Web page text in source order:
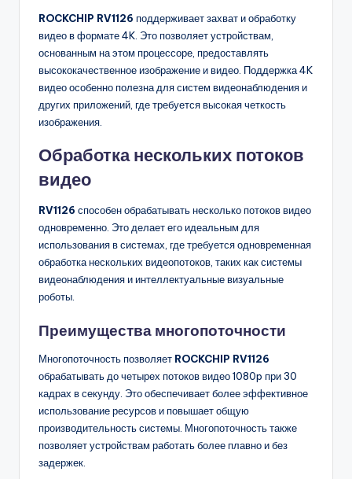
ROCKCHIP RV1126 поддерживает захват и обработку
видео в формате 4K. Это позволяет устройствам,
основанным на этом процессоре, предоставлять
высококачественное изображение и видео. Поддержка 4K
видео особенно полезна для систем видеонаблюдения и
других приложений, где требуется высокая четкость
изображения.
Обработка нескольких потоков
видео
RV1126 способен обрабатывать несколько потоков видео
одновременно. Это делает его идеальным для
использования в системах, где требуется одновременная
обработка нескольких видеопотоков, таких как системы
видеонаблюдения и интеллектуальные визуальные
роботы.
Преимущества многопоточности
Многопоточность позволяет ROCKCHIP RV1126
обрабатывать до четырех потоков видео 1080p при 30
кадрах в секунду. Это обеспечивает более эффективное
использование ресурсов и повышает общую
производительность системы. Многопоточность также
позволяет устройствам работать более плавно и без
задержек.